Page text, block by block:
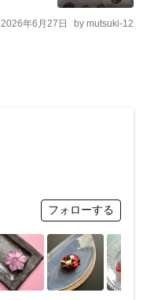
2026年6月27日 by mutsuki-12
フォローする